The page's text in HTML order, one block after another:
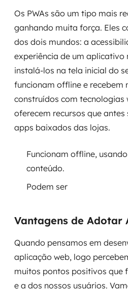
Os PWAs são um tipo mais
ganhando muita força. Eles
dos dois mundos: a
experiência de um aplicativo
instalá-los na tela inicial do
funcionam offline e recebem
construídos com tecnologias
oferecem recursos que
apps baixados das lojas.
Funcionam offline,
conteúdo.
Podem ser
Vantagens de Adotar
Quando pensamos em
aplicação web, logo
muitos pontos positivos que
e a dos nossos usuários.